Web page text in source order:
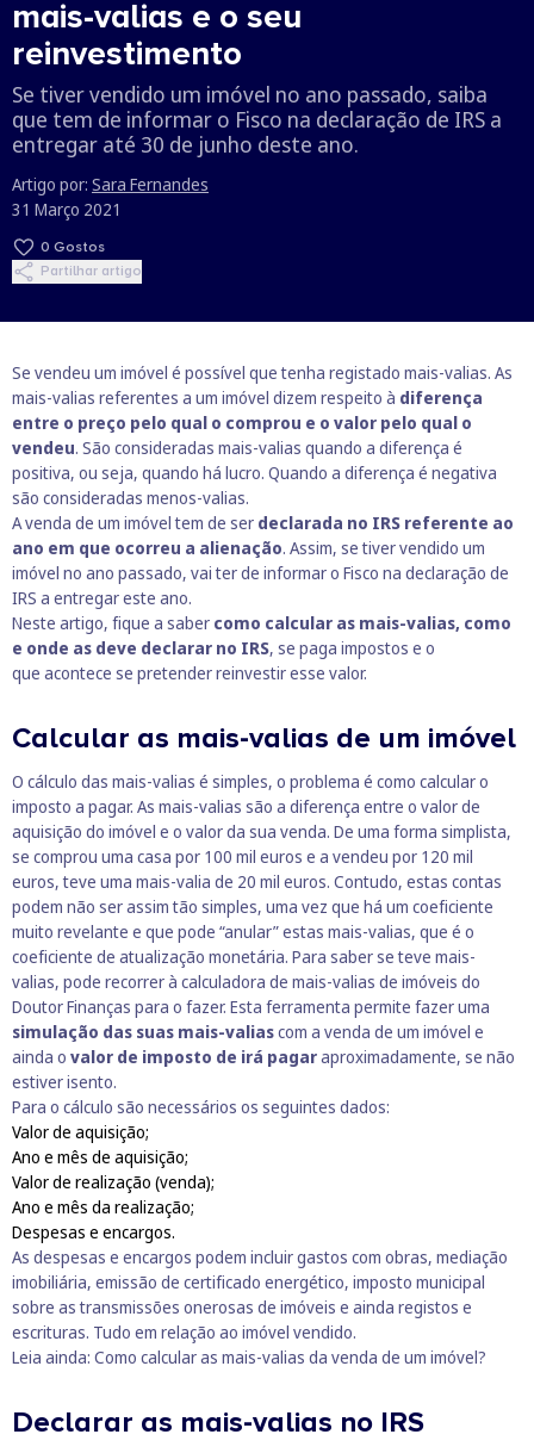
mais-valias e o seu
reinvestimento
Se tiver vendido um imóvel no ano passado, saiba
que tem de informar o Fisco na declaração de IRS a
entregar até 30 de junho deste ano.
Artigo por: Sara Fernandes
31 Março 2021
0 Gostos
Partilhar artigo
Se vendeu um imóvel é possível que tenha registado mais-valias. As
mais-valias referentes a um imóvel dizem respeito à diferença
entre o preço pelo qual o comprou e o valor pelo qual o
vendeu. São consideradas mais-valias quando a diferença é
positiva, ou seja, quando há lucro. Quando a diferença é negativa
são consideradas menos-valias.
A venda de um imóvel tem de ser declarada no IRS referente ao
ano em que ocorreu a alienação. Assim, se tiver vendido um
imóvel no ano passado, vai ter de informar o Fisco na declaração de
IRS a entregar este ano.
Neste artigo, fique a saber como calcular as mais-valias, como
e onde as deve declarar no IRS, se paga impostos e o
que acontece se pretender reinvestir esse valor.
Calcular as mais-valias de um imóvel
O cálculo das mais-valias é simples, o problema é como calcular o
imposto a pagar. As mais-valias são a diferença entre o valor de
aquisição do imóvel e o valor da sua venda. De uma forma simplista,
se comprou uma casa por 100 mil euros e a vendeu por 120 mil
euros, teve uma mais-valia de 20 mil euros. Contudo, estas contas
podem não ser assim tão simples, uma vez que há um coeficiente
muito revelante e que pode “anular” estas mais-valias, que é o
coeficiente de atualização monetária. Para saber se teve mais-
valias, pode recorrer à calculadora de mais-valias de imóveis do
Doutor Finanças para o fazer. Esta ferramenta permite fazer uma
simulação das suas mais-valiascom a venda de um imóvel e
ainda o valor de imposto de irá pagaraproximadamente, se não
estiver isento.
Para o cálculo são necessários os seguintes dados:
Valor de aquisição;
Ano e mês de aquisição;
Valor de realização (venda);
Ano e mês da realização;
Despesas e encargos.
As despesas e encargos podem incluir gastos com obras, mediação
imobiliária, emissão de certificado energético, imposto municipal
sobre as transmissões onerosas de imóveis e ainda registos e
escrituras. Tudo em relação ao imóvel vendido.
Leia ainda: Como calcular as mais-valias da venda de um imóvel?
Declarar as mais-valias no IRS